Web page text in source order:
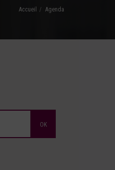
Accueil Agenda